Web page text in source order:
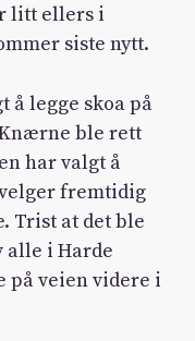
litt ellers i
siste nytt.
å legge skoa på
ble rett
har valgt å
fremtidig
Trist at det ble
alle i Harde
på veien videre i